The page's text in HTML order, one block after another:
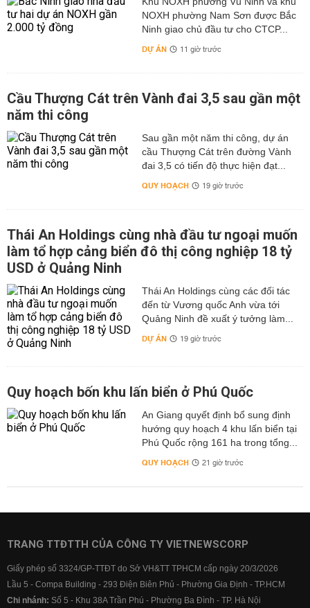
NOXH phường Nam Sơn được Bắc
Ninh giao chủ đầu tư cho CTCP...
DỰ ÁN 11 giờ trước
Cầu Thượng Cát trên Vành đai 3,5 sau gần một
năm thi công
Sau gần một năm thi công, dự án
cầu Thượng Cát trên đường Vành
đai 3,5 có tiến độ thực hiện đạt...
QUY HOẠCH 19 giờ trước
Thái An Holdings cùng nhà đầu tư ngoại muốn
làm tổ hợp cảng biển đô thị công nghiệp 18 tỷ
USD ở Quảng Ninh
Thái An Holdings cùng các đối tác
đến từ Vương quốc Anh vừa tới
Quảng Ninh đề xuất ý tưởng làm...
DỰ ÁN 19 giờ trước
Quy hoạch bốn khu lấn biển ở Phú Quốc
An Giang quyết định bổ sung định
hướng quy hoạch 4 khu lấn biển tại
Phú Quốc rộng 161 ha trong tổng...
QUY HOẠCH 21 giờ trước
TRANG TTĐTTH CỦA CÔNG TY VIETNEWSCORP
Giấy phép số 3324/GP-TTĐT do Sở VH&TT TPHCM cấp ngày 20/3/2026
Lầu 5 - Compa Building - 293 Điện Biên Phủ - Phường Gia Định - TP.HCM
Chi nhánh: Số 5 - Khu 38A Trần Phú - Phường Ba Đình - TP. Hà Nội